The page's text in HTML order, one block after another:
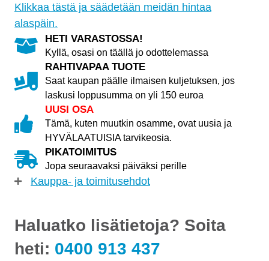
Klikkaa tästä ja säädetään meidän hintaa
alaspäin.
HETI VARASTOSSA!
Kyllä, osasi on täällä jo odottelemassa
RAHTIVAPAA TUOTE
Saat kaupan päälle ilmaisen kuljetuksen, jos
laskusi loppusumma on yli 150 euroa
UUSI OSA
Tämä, kuten muutkin osamme, ovat uusia ja
HYVÄLAATUISIA tarvikeosia.
PIKATOIMITUS
Jopa seuraavaksi päiväksi perille
Kauppa- ja toimitusehdot
Haluatko lisätietoja? Soita
heti: 0400 913 437